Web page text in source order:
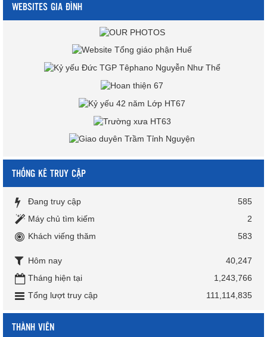
WEBSITES GIA ĐÌNH
THỐNG KÊ TRUY CẬP
Đang truy cập
585
Máy chủ tìm kiếm
2
Khách viếng thăm
583
Hôm nay
40,247
Tháng hiện tại
1,243,766
Tổng lượt truy cập
111,114,835
THÀNH VIÊN